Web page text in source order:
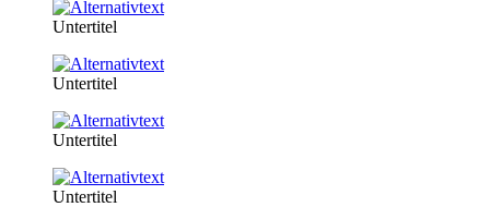
Untertitel
Untertitel
Untertitel
Untertitel